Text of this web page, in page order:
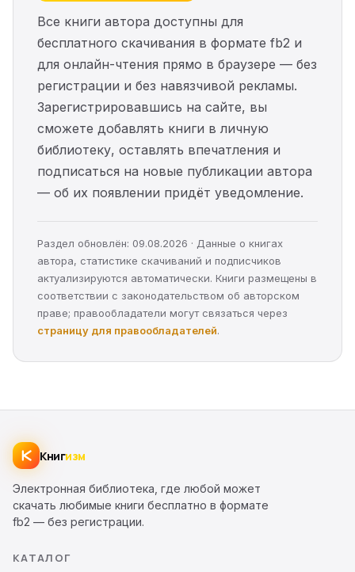
Все книги автора доступны для
бесплатного скачивания в формате fb2 и
для онлайн-чтения прямо в браузере — без
регистрации и без навязчивой рекламы.
Зарегистрировавшись на сайте, вы
сможете добавлять книги в личную
библиотеку, оставлять впечатления и
подписаться на новые публикации автора
— об их появлении придёт уведомление.
Раздел обновлён: 09.08.2026 · Данные о книгах
автора, статистике скачиваний и подписчиков
актуализируются автоматически. Книги размещены в
соответствии с законодательством об авторском
праве; правообладатели могут связаться через
страницу для правообладателей.
Книгизм
Электронная библиотека, где любой может
скачать любимые книги бесплатно в формате
fb2 — без регистрации.
КАТАЛОГ